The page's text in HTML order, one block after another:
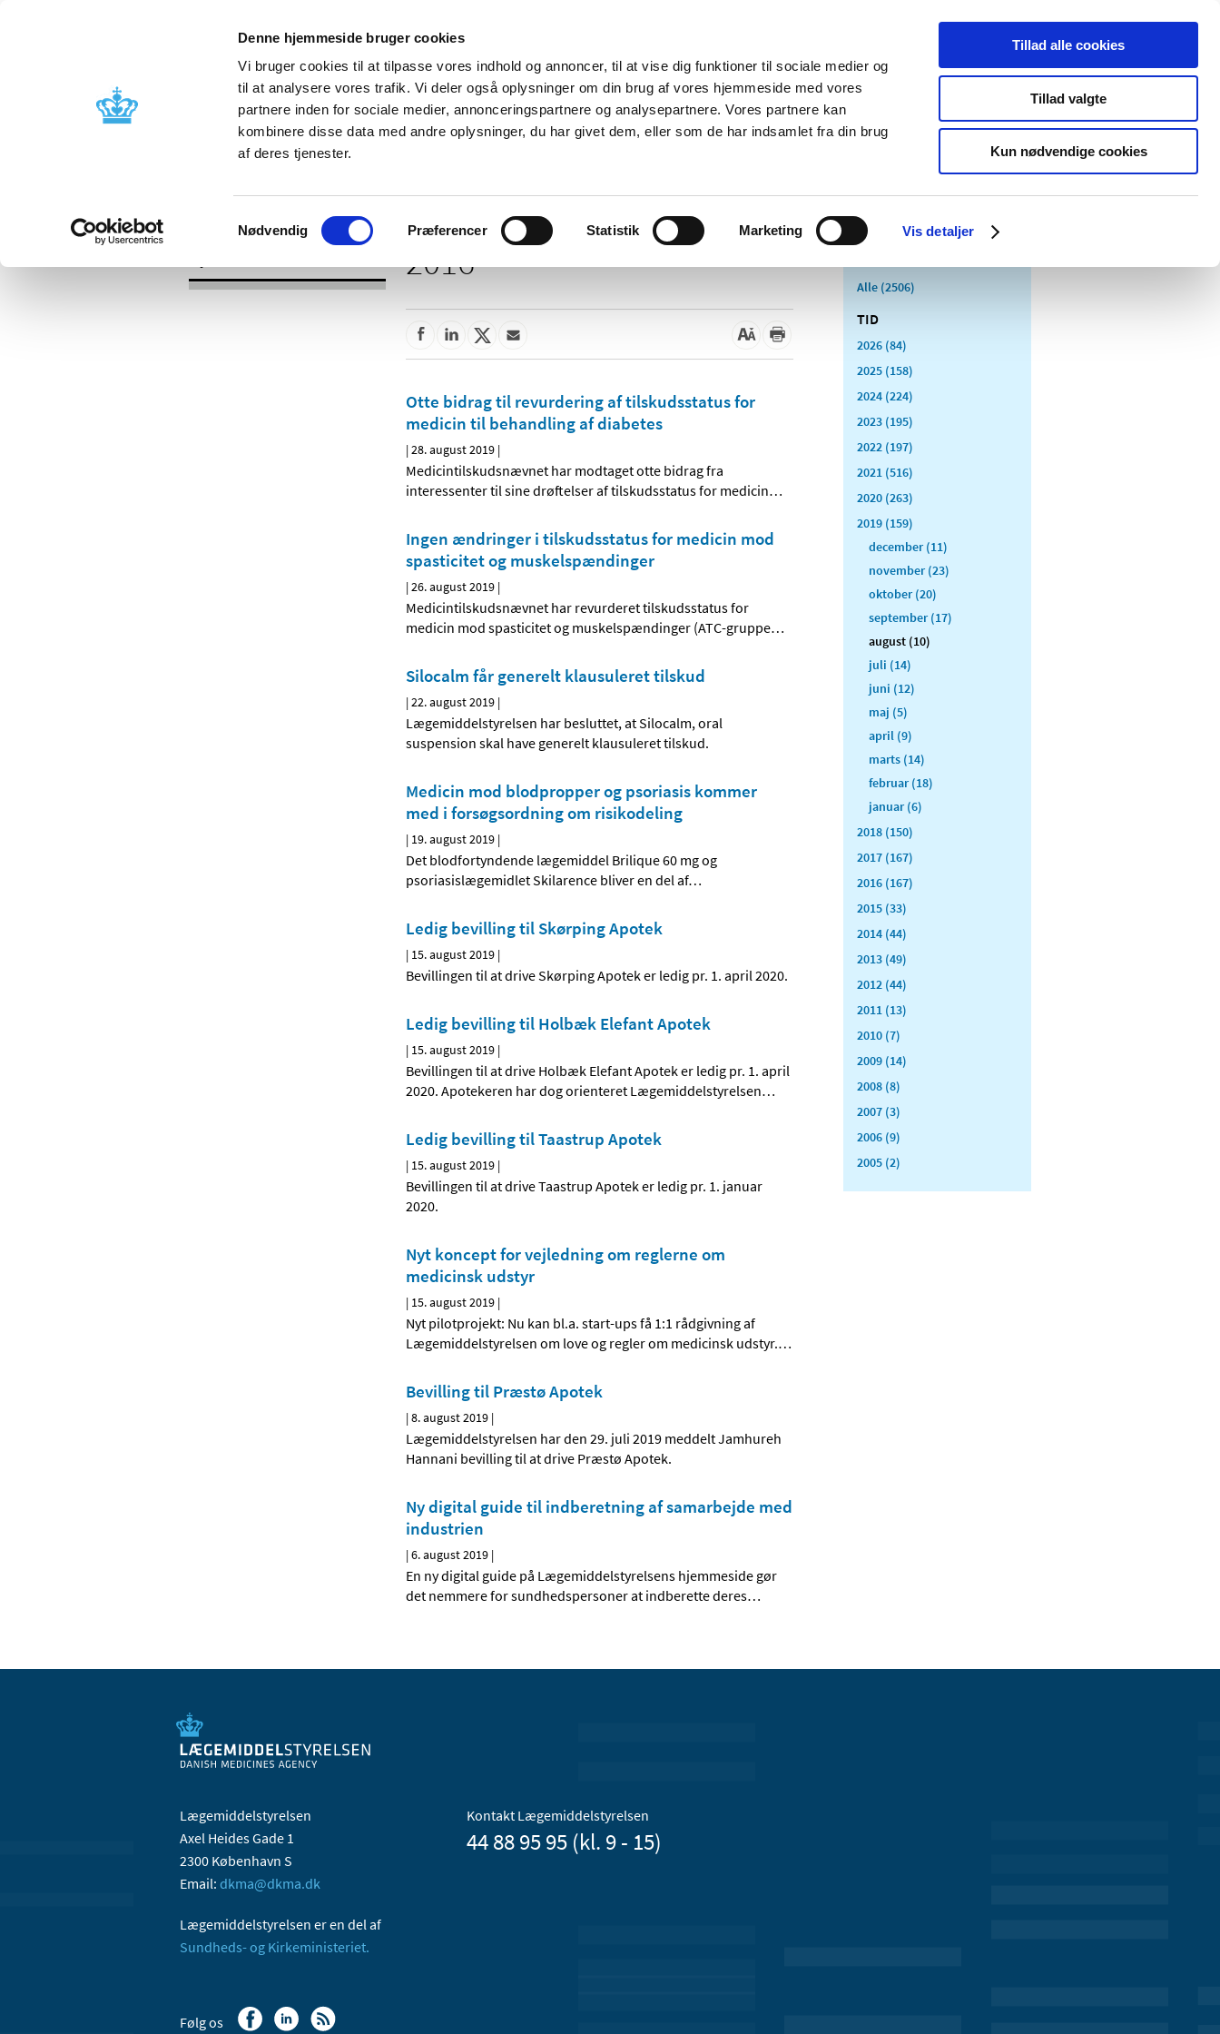
Denne hjemmeside bruger cookies
Vi bruger cookies til at tilpasse vores indhold og annoncer, til at vise dig funktioner til sociale medier og
til at analysere vores trafik. Vi deler også oplysninger om din brug af vores hjemmeside med vores
partnere inden for sociale medier, annonceringspartnere og analysepartnere. Vores partnere kan
kombinere disse data med andre oplysninger, du har givet dem, eller som de har indsamlet fra din brug
af deres tjenester.
Samtykkevalg
Nødvendig Præferencer Statistik Marketing Vis detaljer
Tillad alle cookies
Tillad valgte
Kun nødvendige cookies
Nyheder Om os Kontakt Udgivelser
Godkendelse og
Bivirkninger og
produktinformation
Tilskud og
Apoteker og salg af
Medicinsk
Særlige
produktområder
2016
Otte bidrag til revurdering af tilskudsstatus for
medicin til behandling af diabetes
|28. august 2019 |
Medicintilskudsnævnet har modtaget otte bidrag fra
interessenter til sine drøftelser af tilskudsstatus for medicin…
Ingen ændringer i tilskudsstatus for medicin mod
spasticitet og muskelspændinger
|26. august 2019 |
Medicintilskudsnævnet har revurderet tilskudsstatus for
medicin mod spasticitet og muskelspændinger (ATC-gruppe…
Silocalm får generelt klausuleret tilskud
|22. august 2019 |
Lægemiddelstyrelsen har besluttet, at Silocalm, oral
suspension skal have generelt klausuleret tilskud.
Medicin mod blodpropper og psoriasis kommer
med i forsøgsordning om risikodeling
| 19. august 2019 |
Det blodfortyndende lægemiddel Brilique 60 mg og
psoriasislægemidlet Skilarence bliver en del af…
Ledig bevilling til Skørping Apotek
| 15. august 2019 |
Bevillingen til at drive Skørping Apotek er ledig pr. 1. april 2020.
Ledig bevilling til Holbæk Elefant Apotek
| 15. august 2019 |
Bevillingen til at drive Holbæk Elefant Apotek er ledig pr. 1. april
2020. Apotekeren har dog orienteret Lægemiddelstyrelsen…
Ledig bevilling til Taastrup Apotek
| 15. august 2019 |
Bevillingen til at drive Taastrup Apotek er ledig pr. 1. januar
2020.
Nyt koncept for vejledning om reglerne om
medicinsk udstyr
| 15. august 2019 |
Nyt pilotprojekt: Nu kan bl.a. start-ups få 1:1 rådgivning af
Lægemiddelstyrelsen om love og regler om medicinsk udstyr.…
Bevilling til Præstø Apotek
|8. august 2019 |
Lægemiddelstyrelsen har den 29. juli 2019 meddelt Jamhureh
Hannani bevilling til at drive Præstø Apotek.
Ny digital guide til indberetning af samarbejde med
industrien
|6. august 2019 |
En ny digital guide på Lægemiddelstyrelsens hjemmeside gør
det nemmere for sundhedspersoner at indberette deres…
Alle (2506)
TID
2026 (84)
2025 (158)
2024 (224)
2023 (195)
2022 (197)
2021 (516)
2020 (263)
2019 (159)
december (11)
november (23)
oktober (20)
september (17)
august (10)
juli (14)
juni (12)
maj (5)
april (9)
marts (14)
februar (18)
januar (6)
2018 (150)
2017 (167)
2016 (167)
2015 (33)
2014 (44)
2013 (49)
2012 (44)
2011 (13)
2010 (7)
2009 (14)
2008 (8)
2007 (3)
2006 (9)
2005 (2)
Lægemiddelstyrelsen
Axel Heides Gade 1
2300 København S
Email: dkma@dkma.dk
Lægemiddelstyrelsen er en del af
Sundheds- og Kirkeministeriet.
Kontakt Lægemiddelstyrelsen
44 88 95 95 (kl. 9 - 15)
Følg os